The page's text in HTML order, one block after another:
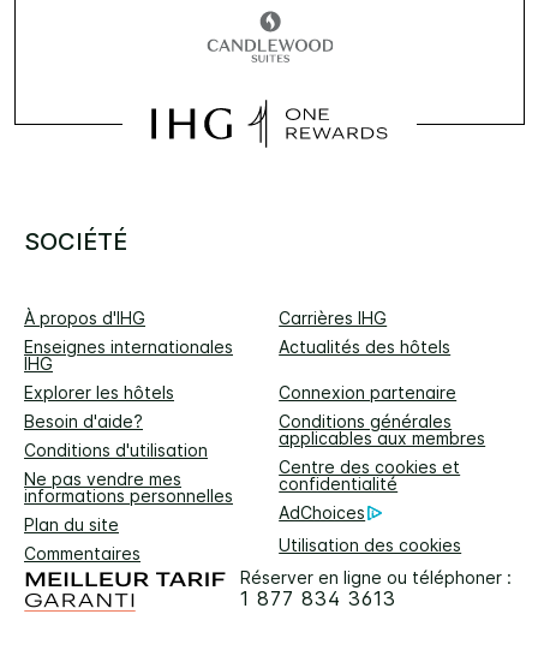
SOCIÉTÉ
À propos d'IHG
Carrières IHG
Enseignes internationales
IHG
Actualités des hôtels
Explorer les hôtels
Connexion partenaire
Besoin d'aide?
Conditions générales
applicables aux membres
Conditions d'utilisation
Centre des cookies et
confidentialité
Ne pas vendre mes
informations personnelles
AdChoices
Plan du site
Utilisation des cookies
Commentaires
Réserver en ligne ou téléphoner :
1 877 834 3613